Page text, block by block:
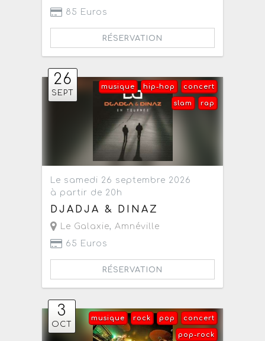
85 Euros
RÉSERVATION
26
SEPT
concert
hip-hop
musique
rap
slam
Le samedi 26 septembre 2026
à partir de 20h
DJADJA & DINAZ
Le Galaxie, Amnéville
65 Euros
RÉSERVATION
3
OCT
concert
pop
rock
musique
pop-rock